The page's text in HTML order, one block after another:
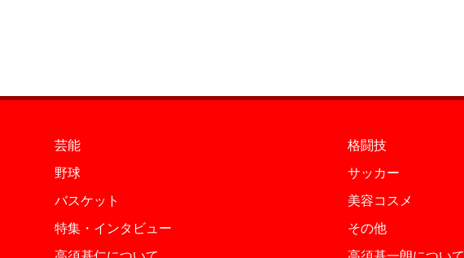
芸能
格闘技
野球
サッカー
バスケット
美容コスメ
特集・インタビュー
その他